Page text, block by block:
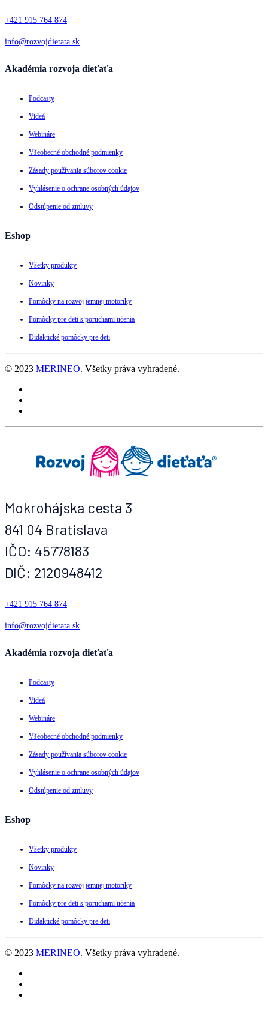
+421 915 764 874
info@rozvojdietata.sk
Akadémia rozvoja dieťaťa
Podcasty
Videá
Webináre
Všeobecné obchodné podmienky
Zásady používania súborov cookie
Vyhlásenie o ochrane osobných údajov
Odstúpenie od zmluvy
Eshop
Všetky produkty
Novinky
Pomôcky na rozvoj jemnej motoriky
Pomôcky pre deti s poruchami učenia
Didaktické pomôcky pre deti
© 2023 MERINEO. Všetky práva vyhradené.
Mokrohájska cesta 3
841 04 Bratislava
IČO: 45778183
DIČ: 2120948412
+421 915 764 874
info@rozvojdietata.sk
Akadémia rozvoja dieťaťa
Podcasty
Videá
Webináre
Všeobecné obchodné podmienky
Zásady používania súborov cookie
Vyhlásenie o ochrane osobných údajov
Odstúpenie od zmluvy
Eshop
Všetky produkty
Novinky
Pomôcky na rozvoj jemnej motoriky
Pomôcky pre deti s poruchami učenia
Didaktické pomôcky pre deti
© 2023 MERINEO. Všetky práva vyhradené.